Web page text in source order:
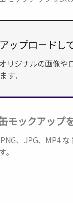
リジナルの画像や
す。
、JPG、MP4 な
。